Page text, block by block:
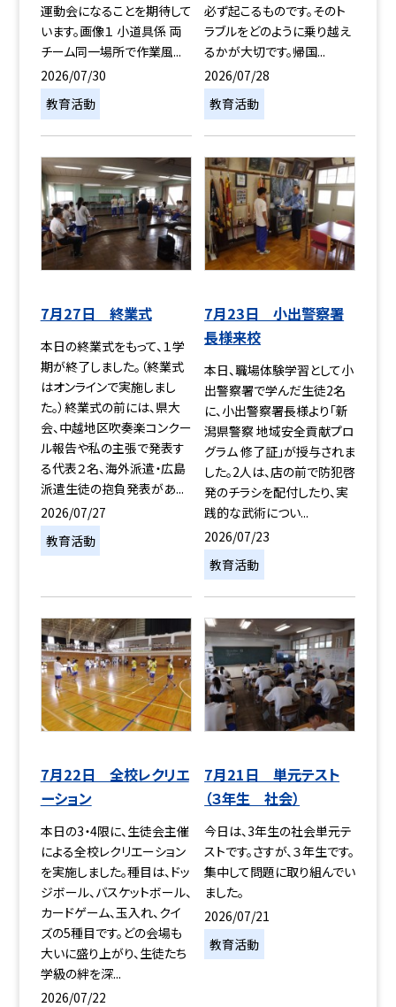
運動会になることを期待して
います。画像１ 小道具係 両
チーム同一場所で作業風...
2026/07/30
教育活動
必ず起こるものです。そのト
ラブルをどのように乗り越え
るかが大切です。帰国...
2026/07/28
教育活動
7月27日 終業式
本日の終業式をもって、１学
期が終了しました。（終業式
はオンラインで実施しまし
た。）終業式の前には、県大
会、中越地区吹奏楽コンクー
ル報告や私の主張で発表す
る代表２名、海外派遣・広島
派遣生徒の抱負発表があ...
2026/07/27
教育活動
7月23日 小出警察署
長様来校
本日、職場体験学習として小
出警察署で学んだ生徒2名
に、小出警察署長様より「新
潟県警察 地域安全貢献プロ
グラム 修了証」が授与されま
した。2人は、店の前で防犯啓
発のチラシを配付したり、実
践的な武術につい...
2026/07/23
教育活動
7月22日 全校レクリエ
ーション
本日の3・4限に、生徒会主催
による全校レクリエーション
を実施しました。種目は、ドッ
ジボール、バスケットボール、
カードゲーム、玉入れ、クイ
ズの5種目です。どの会場も
大いに盛り上がり、生徒たち
学級の絆を深...
2026/07/22
7月21日 単元テスト
（３年生 社会）
今日は、3年生の社会単元テ
ストです。さすが、３年生です。
集中して問題に取り組んでい
ました。
2026/07/21
教育活動